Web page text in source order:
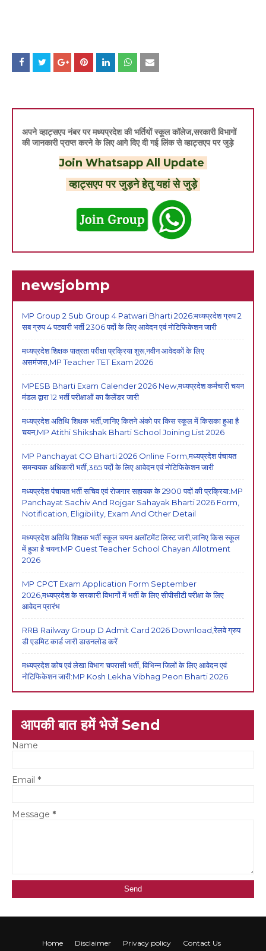
अपने व्हाट्सएप नंबर पर मध्यप्रदेश की भर्तियों स्कूल कॉलेज,सरकारी विभागों
की जानकारी प्राप्त करने के लिए आगे दिए दी गई लिंक से व्हाट्सएप पर जुड़े
Join Whatsapp All Update
व्हाट्सएप पर जुड़ने हेतु यहां से जुड़े
newsjobmp
MP Group 2 Sub Group 4 Patwari Bharti 2026:मध्यप्रदेश ग्रुप 2
सब ग्रुप 4 पटवारी भर्ती 2306 पदों के लिए आवेदन एवं नोटिफिकेशन जारी
मध्यप्रदेश शिक्षक पात्रता परीक्षा प्रक्रिया शुरू,नवीन आवेदकों के लिए
असमंजस,MP Teacher TET Exam 2026
MPESB Bharti Exam Calender 2026 New,मध्यप्रदेश कर्मचारी चयन
मंडल द्वारा 12 भर्ती परीक्षाओं का कैलेंडर जारी
मध्यप्रदेश अतिथि शिक्षक भर्ती,जानिए कितने अंको पर किस स्कूल में किसका हुआ है
चयन,MP Atithi Shikshak Bharti School Joining List 2026
MP Panchayat CO Bharti 2026 Online Form,मध्यप्रदेश पंचायत
समन्वयक अधिकारी भर्ती,365 पदों के लिए आवेदन एवं नोटिफिकेशन जारी
मध्यप्रदेश पंचायत भर्ती सचिव एवं रोजगार सहायक के 2900 पदों की प्रक्रिया:MP
Panchayat Sachiv And Rojgar Sahayak Bharti 2026 Form,
Notification, Eligibility, Exam And Other Detail
मध्यप्रदेश अतिथि शिक्षक भर्ती स्कूल चयन अलॉटमेंट लिस्ट जारी,जानिए किस स्कूल
में हुआ है चयन:MP Guest Teacher School Chayan Allotment
2026
MP CPCT Exam Application Form September
2026,मध्यप्रदेश के सरकारी विभागों में भर्ती के लिए सीपीसीटी परीक्षा के लिए
आवेदन प्रारंभ
RRB Railway Group D Admit Card 2026 Download,रेलवे ग्रुप
डी एडमिट कार्ड जारी डाउनलोड करें
मध्यप्रदेश कोष एवं लेखा विभाग चपरासी भर्ती, विभिन्न जिलों के लिए आवेदन एवं
नोटिफिकेशन जारी:MP Kosh Lekha Vibhag Peon Bharti 2026
आपकी बात हमें भेजें Send
Name
Email *
Message *
Home Disclaimer Privacy policy Contact Us